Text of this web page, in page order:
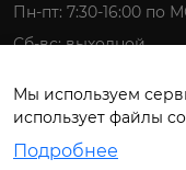
Пн-пт: 7:30-16:00 по
Сб-вс: выходной
Фабрика детской
Мы используем
использует файлы
Подробнее